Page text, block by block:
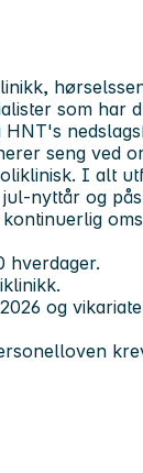
som har
seng ved
I alt
nyttår og
hverdager.
og